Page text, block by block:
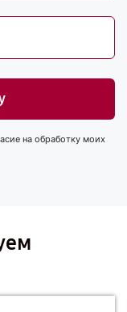
на обработку моих